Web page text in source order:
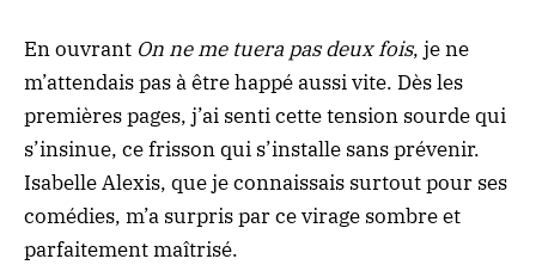
En ouvrant On ne me tuera pas deux fois, je ne
m’attendais pas à être happé aussi vite. Dès les
premières pages, j’ai senti cette tension sourde qui
s’insinue, ce frisson qui s’installe sans prévenir.
Isabelle Alexis, que je connaissais surtout pour ses
comédies, m’a surpris par ce virage sombre et
parfaitement maîtrisé.